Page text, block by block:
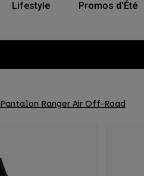
Lifestyle Promos d'Été
Pantalon Ranger Air Off-Road